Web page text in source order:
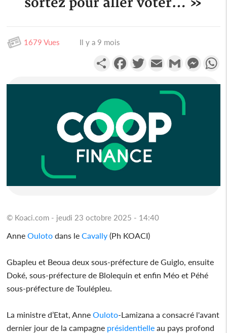
sortez pour aller voter… »
1679 Vues Il y a 9 mois
PartagerFacebookTwitterEmail Gmail
© Koaci.com - jeudi 23 octobre 2025 - 14:40
AnneOuloto dans leCavally (Ph KOACI)
Gbapleu et Beoua deux sous-préfecture de Guiglo, ensuite
Doké, sous-préfecture de Blolequin et enfin Méo et Péhé
sous-préfecture de Toulépleu.
La ministre d’Etat, AnneOuloto-Lamizana a consacré l'avant
dernier jour de la campagne présidentielle au pays profond